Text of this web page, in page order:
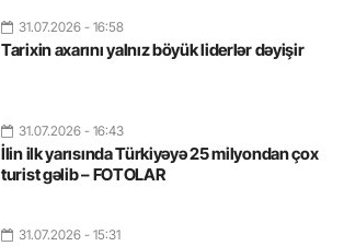
31.07.2026 - 16:58
Tarixin axarını yalnız böyük liderlər dəyişir
31.07.2026 - 16:43
İlin ilk yarısında Türkiyəyə 25 milyondan çox
turist gəlib – FOTOLAR
31.07.2026 - 15:31